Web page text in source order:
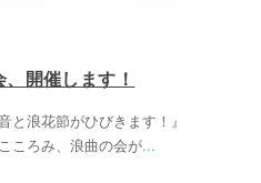
開催します！
音と浪花節がひびきます！』
ころみ、浪曲の会が...